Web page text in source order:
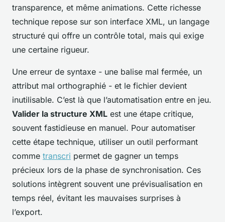
transparence, et même animations. Cette richesse
technique repose sur son interface XML, un langage
structuré qui offre un contrôle total, mais qui exige
une certaine rigueur.
Une erreur de syntaxe - une balise mal fermée, un
attribut mal orthographié - et le fichier devient
inutilisable. C’est là que l’automatisation entre en jeu.
Valider la structure XML est une étape critique,
souvent fastidieuse en manuel. Pour automatiser
cette étape technique, utiliser un outil performant
comme transcri permet de gagner un temps
précieux lors de la phase de synchronisation. Ces
solutions intègrent souvent une prévisualisation en
temps réel, évitant les mauvaises surprises à
l’export.